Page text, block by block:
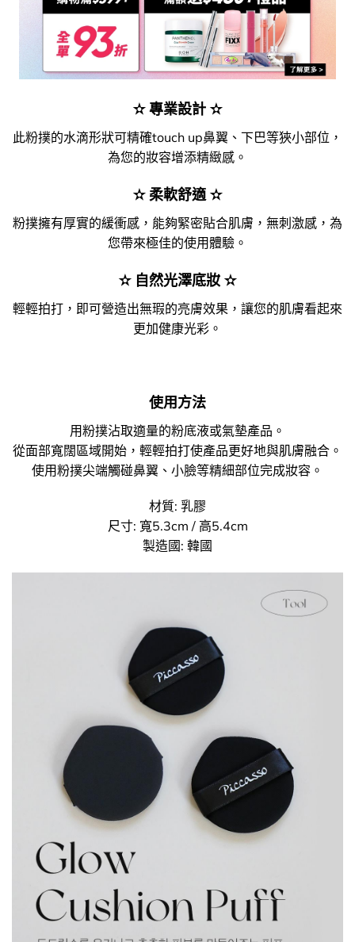
✫ 專業設計 ✫
此粉撲的水滴形狀可精確touch up鼻翼、下巴等狹小部位，
為您的妝容增添精緻感。
✫ 柔軟舒適 ✫
粉撲擁有厚實的緩衝感，能夠緊密貼合肌膚，無刺激感，為
您帶來極佳的使用體驗。
✫ 自然光澤底妝 ✫
輕輕拍打，即可營造出無瑕的亮膚效果，讓您的肌膚看起來
更加健康光彩。
使用方法
用粉撲沾取適量的粉底液或氣墊產品。
從面部寬闊區域開始，輕輕拍打使產品更好地與肌膚融合。
使用粉撲尖端觸碰鼻翼、小臉等精細部位完成妝容。
材質: 乳膠
尺寸: 寬5.3cm / 高5.4cm
製造國: 韓國